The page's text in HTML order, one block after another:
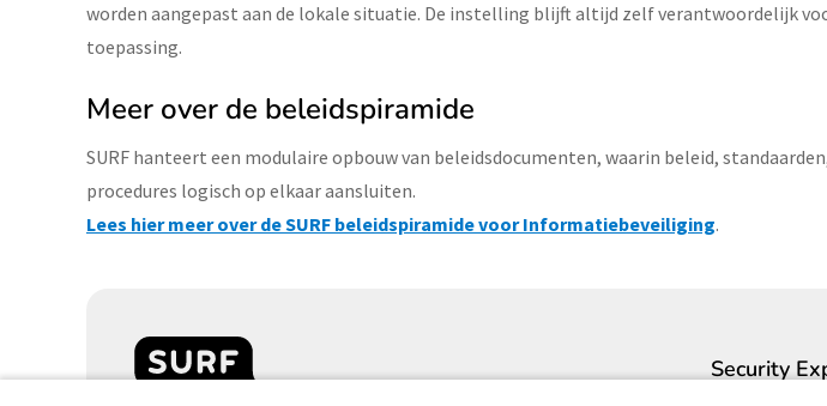
worden aangepast aan de lokale situatie. De instelling blijft altijd zelf verantwoordelijk
toepassing.
Meer over de beleidspiramide
SURF hanteert een modulaire opbouw van beleidsdocumenten, waarin beleid,
procedures logisch op elkaar aansluiten.
Lees hier meer over de SURF beleidspiramide voor Informatiebeveiliging.
Security